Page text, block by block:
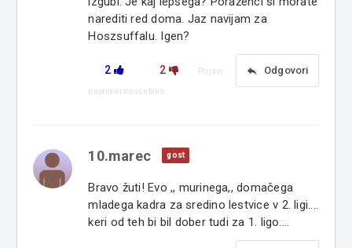
narediti red doma. Jaz navijam za
Hoszsuffalu. Igen?
2 2 reply Odgovori
Prijavi
neprimerno vsebino
10.marec gost
Bravo žuti! Evo ,, murinega,, domačega
mladega kadra za sredino lestvice v 2. ligi....
keri od teh bi bil dober tudi za 1. ligo....